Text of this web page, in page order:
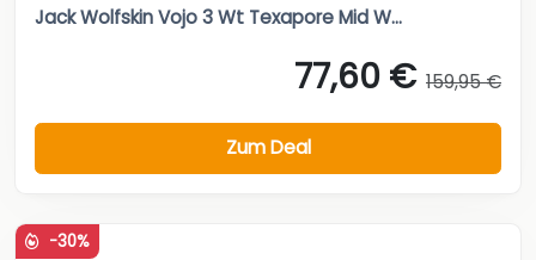
Jack Wolfskin Vojo 3 Wt Texapore Mid W...
77,60 € 159,95 €
Zum Deal
-30%